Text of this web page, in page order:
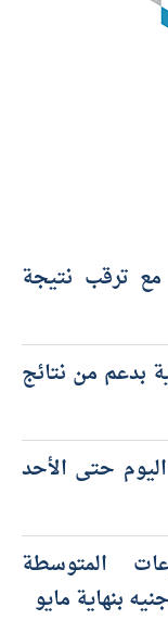
مع ترقب نتيجة
بدعم من نتائج
2026 ينطلق اليوم حتى الأحد
المتوسطة